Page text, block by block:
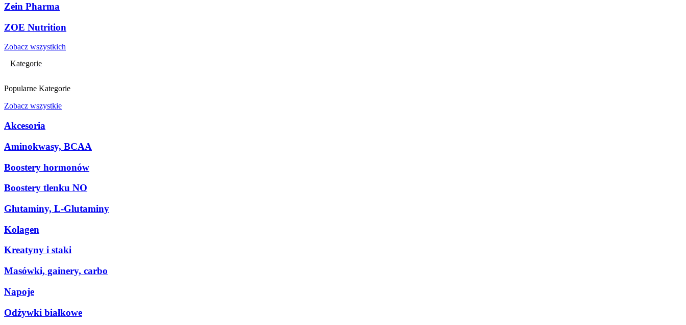
Zein Pharma
ZOE Nutrition
Zobacz wszystkich
Kategorie
Popularne Kategorie
Zobacz wszystkie
Akcesoria
Aminokwasy, BCAA
Boostery hormonów
Boostery tlenku NO
Glutaminy, L-Glutaminy
Kolagen
Kreatyny i staki
Masówki, gainery, carbo
Napoje
Odżywki białkowe